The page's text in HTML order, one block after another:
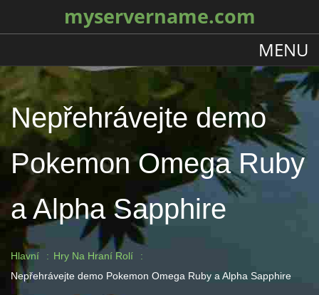
myservername.com
MENU
Nepřehrávejte demo
Pokemon Omega Ruby
a Alpha Sapphire
Hlavní
Hry Na Hraní Rolí
Nepřehrávejte demo Pokemon Omega Ruby a Alpha Sapphire